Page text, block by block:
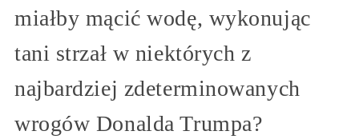
miałby mącić wodę, wykonując
tani strzał w niektórych z
najbardziej zdeterminowanych
wrogów Donalda Trumpa?